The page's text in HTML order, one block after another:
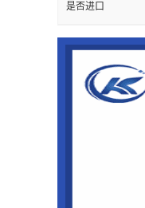
是否进口